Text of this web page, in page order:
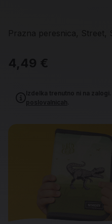
Prazna peresnica, Street,
4,49 €
Izdelka trenutno ni na zalogi.
poslovalnicah